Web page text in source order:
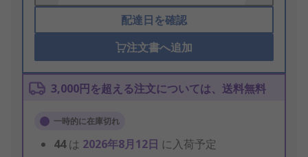
配達日を確認
注文書へ追加
3,000円を超える注文については、送料無料
一時的に在庫切れ
44は 2026年8月12日 に入荷予定